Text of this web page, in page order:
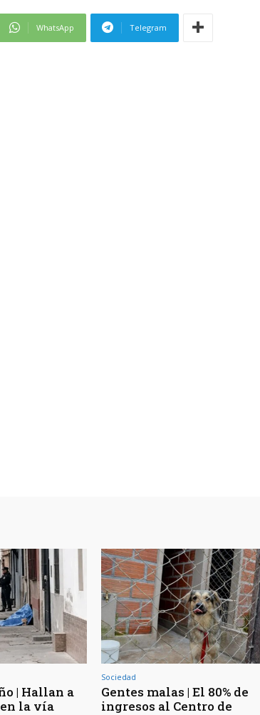
WhatsApp Telegram
| Hallan a
la vía
Sociedad
Gentes malas | El 80% de
ingresos al Centro de